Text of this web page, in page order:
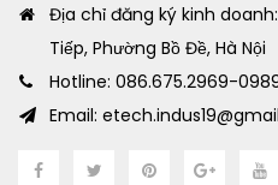
Địa chỉ đăng ký kinh
Tiếp, Phường Bồ Đề, Hà Nội
Hotline: 086.675.2969-
Email: